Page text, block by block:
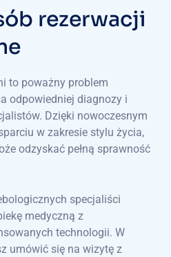
rezerwacji
to poważny problem
odpowiedniej diagnozy i
Dzięki nowoczesnym
w zakresie stylu życia,
odzyskać pełną sprawność
specjaliści
medyczną z
technologii. W
umówić się na wizytę z